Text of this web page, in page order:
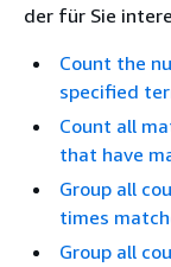
der für Sie
Count the
specified
Count all
that have
Group all
times
Group all